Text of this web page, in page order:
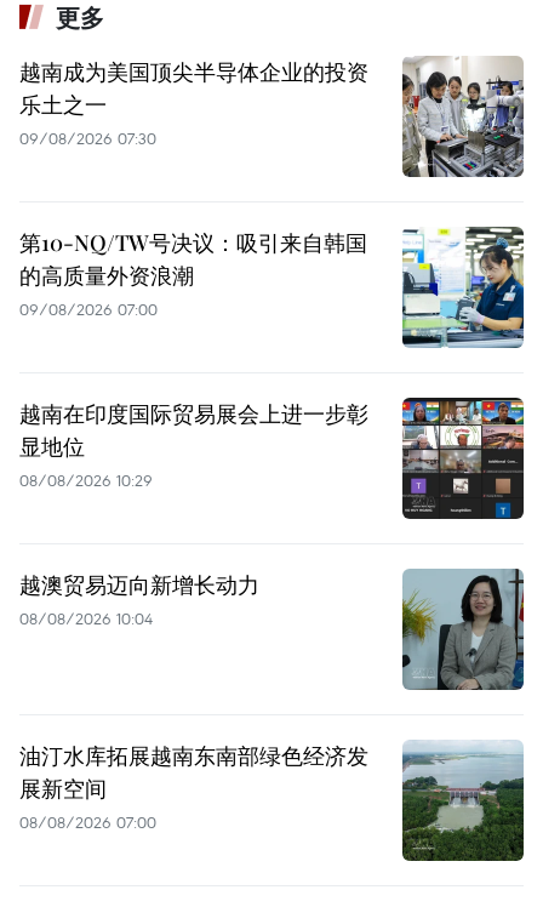
更多
越南成为美国顶尖半导体企业的投资
乐土之一
09/08/2026 07:30
第10-NQ/TW号决议：吸引来自韩国
的高质量外资浪潮
09/08/2026 07:00
越南在印度国际贸易展会上进一步彰
显地位
08/08/2026 10:29
越澳贸易迈向新增长动力
08/08/2026 10:04
油汀水库拓展越南东南部绿色经济发
展新空间
08/08/2026 07:00